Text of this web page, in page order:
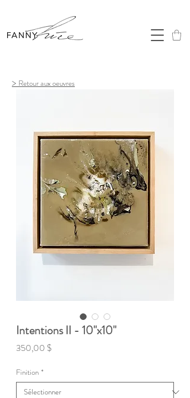
> Retour aux oeuvres
Intentions II - 10"x10"
350,00 $Prix
Finition *